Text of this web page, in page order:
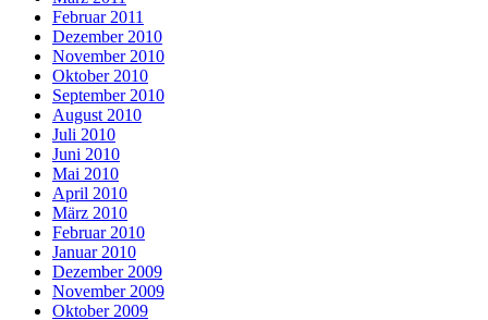
Februar 2011
Dezember 2010
November 2010
Oktober 2010
September 2010
August 2010
Juli 2010
Juni 2010
Mai 2010
April 2010
März 2010
Februar 2010
Januar 2010
Dezember 2009
November 2009
Oktober 2009